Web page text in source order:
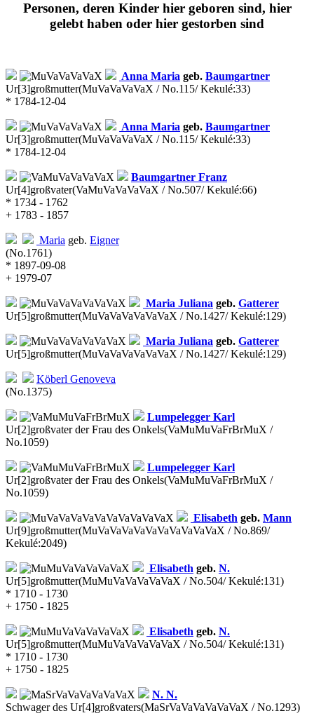
Personen, deren Kinder hier geboren sind, hier
gelebt haben oder hier gestorben sind
Anna Maria geb. Baumgartner
Ur[3]großmutter(MuVaVaVaVaX / No.115/ Kekulé:33)
* 1784-12-04
Anna Maria geb. Baumgartner
Ur[3]großmutter(MuVaVaVaVaX / No.115/ Kekulé:33)
* 1784-12-04
Baumgartner Franz
Ur[4]großvater(VaMuVaVaVaVaX / No.507/ Kekulé:66)
* 1734 - 1762
+ 1783 - 1857
Maria geb. Eigner
(No.1761)
* 1897-09-08
+ 1979-07
Maria Juliana geb. Gatterer
Ur[5]großmutter(MuVaVaVaVaVaVaX / No.1427/ Kekulé:129)
Maria Juliana geb. Gatterer
Ur[5]großmutter(MuVaVaVaVaVaVaX / No.1427/ Kekulé:129)
Köberl Genoveva
(No.1375)
Lumpelegger Karl
Ur[2]großvater der Frau des Onkels(VaMuMuVaFrBrMuX /
No.1059)
Lumpelegger Karl
Ur[2]großvater der Frau des Onkels(VaMuMuVaFrBrMuX /
No.1059)
Elisabeth geb. Mann
Ur[9]großmutter(MuVaVaVaVaVaVaVaVaVaVaX / No.869/
Kekulé:2049)
Elisabeth geb. N.
Ur[5]großmutter(MuMuVaVaVaVaVaX / No.504/ Kekulé:131)
* 1710 - 1730
+ 1750 - 1825
Elisabeth geb. N.
Ur[5]großmutter(MuMuVaVaVaVaVaX / No.504/ Kekulé:131)
* 1710 - 1730
+ 1750 - 1825
N. N.
Schwager des Ur[4]großvaters(MaSrVaVaVaVaVaVaX / No.1293)